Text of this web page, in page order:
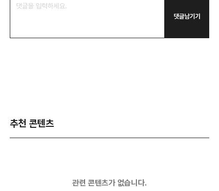
댓글남기기
추천 콘텐츠
관련 콘텐츠가 없습니다.